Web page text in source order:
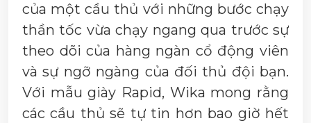
của một cầu thủ với những bước chạy
thần tốc vừa chạy ngang qua trước sự
theo dõi của hàng ngàn cổ động viên
và sự ngỡ ngàng của đối thủ đội bạn.
Với mẫu giày Rapid, Wika mong rằng
các cầu thủ sẽ tự tin hơn bao giờ hết